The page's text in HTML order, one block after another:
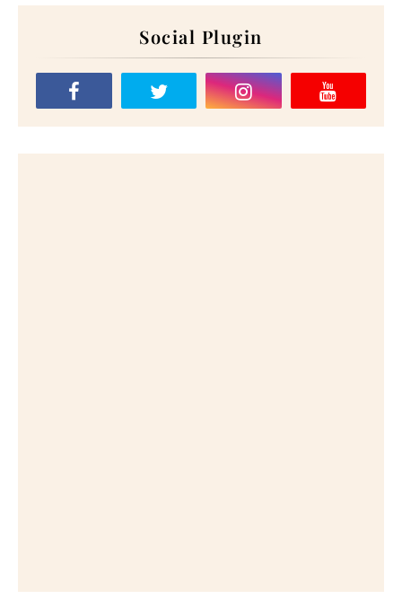
Social Plugin